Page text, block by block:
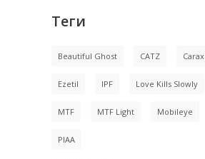
Теги
Beautiful Ghost CATZ Carax
Ezetil IPF Love Kills Slowly
MTF MTF Light Mobileye
PIAA